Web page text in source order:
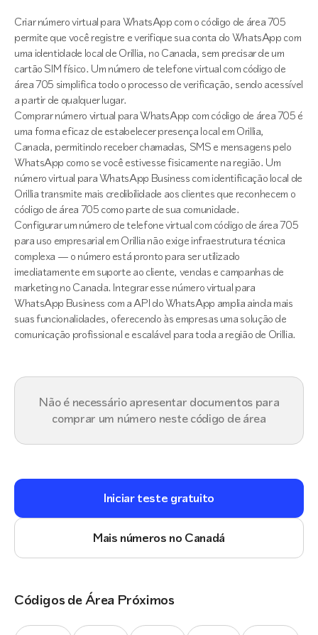
Criar número virtual para WhatsApp com o código de área 705
permite que você registre e verifique sua conta do WhatsApp com
uma identidade local de Orillia, no Canada, sem precisar de um
cartão SIM físico. Um número de telefone virtual com código de
área 705 simplifica todo o processo de verificação, sendo acessível
a partir de qualquer lugar.
Comprar número virtual para WhatsApp com código de área 705 é
uma forma eficaz de estabelecer presença local em Orillia,
Canada, permitindo receber chamadas, SMS e mensagens pelo
WhatsApp como se você estivesse fisicamente na região. Um
número virtual para WhatsApp Business com identificação local de
Orillia transmite mais credibilidade aos clientes que reconhecem o
código de área 705 como parte de sua comunidade.
Configurar um número de telefone virtual com código de área 705
para uso empresarial em Orillia não exige infraestrutura técnica
complexa — o número está pronto para ser utilizado
imediatamente em suporte ao cliente, vendas e campanhas de
marketing no Canada. Integrar esse número virtual para
WhatsApp Business com a API do WhatsApp amplia ainda mais
suas funcionalidades, oferecendo às empresas uma solução de
comunicação profissional e escalável para toda a região de Orillia.
Não é necessário apresentar documentos para
comprar um número neste código de área
Iniciar teste gratuito
Mais números no Canadá
Códigos de Área Próximos